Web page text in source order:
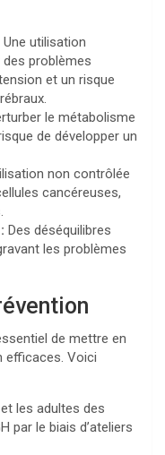
Une utilisation
des problèmes
et un risque
le métabolisme
de développer un
non contrôlée
cancéreuses,
Des déséquilibres
les problèmes
de mettre en
efficaces. Voici
les adultes des
par le biais d’ateliers